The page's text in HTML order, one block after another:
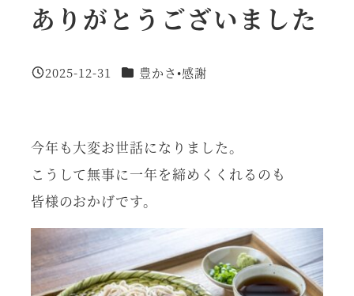
ありがとうございました
投稿日
2025-12-31 カテゴリー
豊かさ•感謝
今年も大変お世話になりました。
こうして無事に一年を締めくくれるのも
皆様のおかげです。